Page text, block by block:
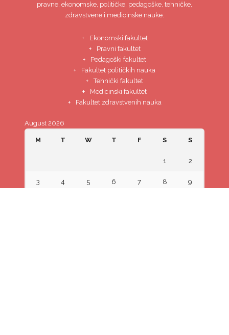
pravne, ekonomske, političke, pedagoške, tehničke,
zdravstvene i medicinske nauke.
Ekonomski fakultet
Pravni fakultet
Pedagoški fakultet
Fakultet političkih nauka
Tehnički fakultet
Medicinski fakultet
Fakultet zdravstvenih nauka
August 2026
M T W T F S S
1 2
3 4 5 6 7 8 9